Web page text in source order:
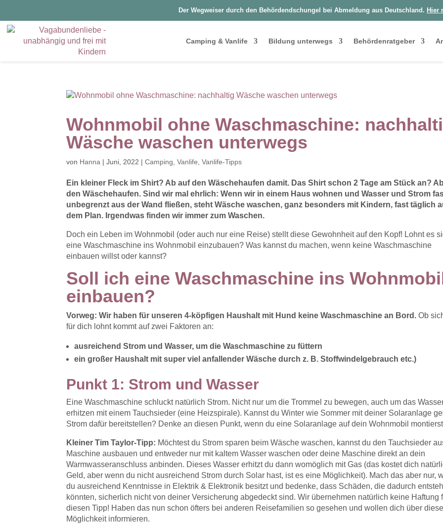
Der Wegweiser durch den Behördendschungel bei Abmeldung aus Deutschland. Hier
Camping & Vanlife Bildung unterwegs Behördenratgeber
Wohnmobil ohne Waschmaschine:
Wäsche waschen unterwegs
von Hanna |Juni, 2022 |Camping ,Vanlife ,Vanlife-Tipps
Ein kleiner Fleck im Shirt? Ab auf den Wäschehaufen damit. Das Shirt schon 2 Tage am Stück an?
den Wäschehaufen. Sind wir mal ehrlich: Wenn wir in einem Haus wohnen und Wasser und Strom
unbegrenzt aus der Wand fließen, steht Wäsche waschen, ganz besonders mit Kindern, fast täglich
dem Plan. Irgendwas finden wir immer zum Waschen.
Doch ein Leben im Wohnmobil (oder auch nur eine Reise) stellt diese Gewohnheit auf den Kopf! Lohnt es
eine Waschmaschine ins Wohnmobil einzubauen? Was kannst du machen, wenn keine Waschmaschine
einbauen willst oder kannst?
Soll ich eine Waschmaschine ins
einbauen?
Vorweg: Wir haben für unseren 4-köpfigen Haushalt mit Hund keine Waschmaschine an Bord. Ob
für dich lohnt kommt auf zwei Faktoren an:
ausreichend Strom und Wasser, um die Waschmaschine zu füttern
ein großer Haushalt mit super viel anfallender Wäsche durch z. B. Stoffwindelgebrauch etc.)
Punkt 1: Strom und Wasser
Eine Waschmaschine schluckt natürlich Strom. Nicht nur um die Trommel zu bewegen, auch um das
erhitzen mit einem Tauchsieder (eine Heizspirale). Kannst du Winter wie Sommer mit deiner Solaranlage
Strom dafür bereitstellen? Denke an diesen Punkt, wenn du eine Solaranlage auf dein Wohnmobil
Kleiner Tim Taylor-Tipp: Möchtest du Strom sparen beim Wäsche waschen, kannst du den Tauchsieder
Maschine ausbauen und entweder nur mit kaltem Wasser waschen oder deine Maschine direkt an dein
Warmwasseranschluss anbinden. Dieses Wasser erhitzt du dann womöglich mit Gas (das kostet dich
Geld, aber wenn du nicht ausreichend Strom durch Solar hast, ist es eine Möglichkeit). Mach das aber nur,
du ausreichend Kenntnisse in Elektrik & Elektronik besitzt und bedenke, dass Schäden, die dadurch
könnten, sicherlich nicht von deiner Versicherung abgedeckt sind. Wir übernehmen natürlich keine Haftung
diesen Tipp! Haben das nun schon öfters bei anderen Reisefamilien so gesehen und wollen dich über diese
Möglichkeit informieren.